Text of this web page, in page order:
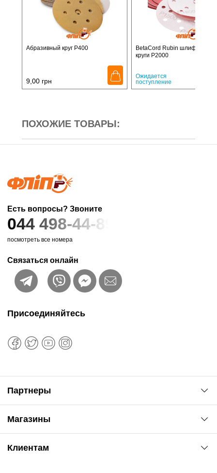
Абразивный круг P400
9,00 грн
BetaCord Rubin
круги P2000
Ожидается
поступление
ПОХОЖИЕ ТОВАРЫ:
Есть вопросы? Звоните
044 498-44-89
посмотреть все номера
Связаться онлайн
Магазины
ул. Рабочая, 2-а
Клиентам
Присоединяйтесь
Партнеры
Сервис колористам